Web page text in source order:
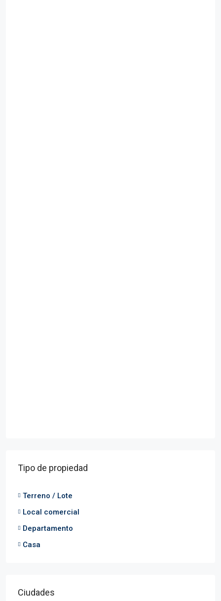
Tipo de propiedad
Terreno / Lote
Local comercial
Departamento
Casa
Ciudades